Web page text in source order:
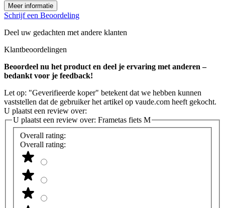
Meer informatie
Schrijf een Beoordeling
Deel uw gedachten met andere klanten
Klantbeoordelingen
Beoordeel nu het product en deel je ervaring met anderen –
bedankt voor je feedback!
Let op: "Geverifieerde koper" betekent dat we hebben kunnen
vaststellen dat de gebruiker het artikel op vaude.com heeft gekocht.
U plaatst een review over:
U plaatst een review over: Frametas fiets M
Overall rating:
Overall rating: